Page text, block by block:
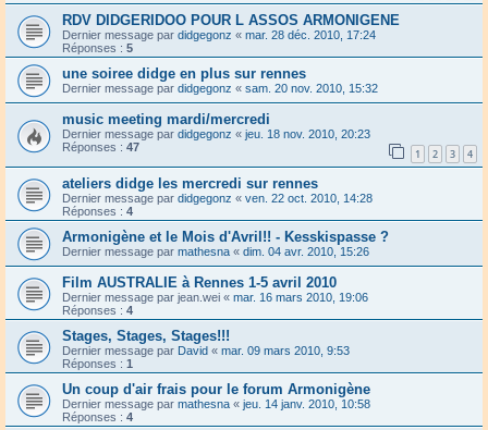
RDV DIDGERIDOO POUR L ASSOS ARMONIGENE
Dernier message par didgegonz « mar. 28 déc. 2010, 17:24
Réponses : 5
une soiree didge en plus sur rennes
Dernier message par didgegonz « sam. 20 nov. 2010, 15:32
music meeting mardi/mercredi
Dernier message par didgegonz « jeu. 18 nov. 2010, 20:23
Réponses : 47 1 2 3 4
ateliers didge les mercredi sur rennes
Dernier message par didgegonz « ven. 22 oct. 2010, 14:28
Réponses : 4
Armonigène et le Mois d'Avril!! - Kesskispasse ?
Dernier message par mathesna « dim. 04 avr. 2010, 15:26
Film AUSTRALIE à Rennes 1-5 avril 2010
Dernier message par jean.wei « mar. 16 mars 2010, 19:06
Réponses : 4
Stages, Stages, Stages!!!
Dernier message par David « mar. 09 mars 2010, 9:53
Réponses : 1
Un coup d'air frais pour le forum Armonigène
Dernier message par mathesna « jeu. 14 janv. 2010, 10:58
Réponses : 4